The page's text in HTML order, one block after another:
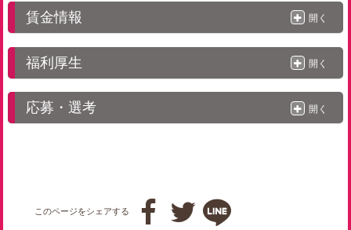
賃金情報 開く
福利厚生 開く
応募・選考 開く
このページをシェアする   